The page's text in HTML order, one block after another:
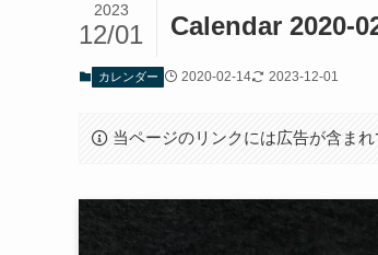
Calendar 2020-
2023
12/01
カレンダー 2020-02-14 2023-12-01
当ページのリンクには広告が含まれ